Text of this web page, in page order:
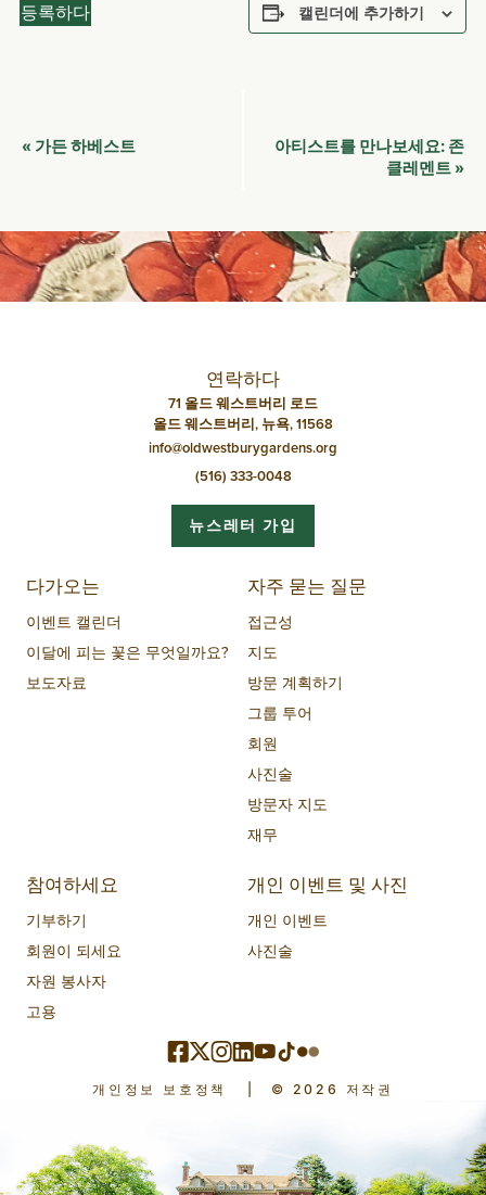
등록하다 캘린더에 추가하기
이
네
비
게
« 가든 하베스트
아티스트를 만나보세요: 존
클레멘트 »
연락하다
71 올드 웨스트버리 로드
올드 웨스트버리, 뉴욕, 11568
info@oldwestburygardens.org
(516) 333-0048
뉴스레터 가입
다가오는
이벤트 캘린더
이달에 피는 꽃은 무엇일까요?
보도자료
자주 묻는 질문
접근성
지도
방문 계획하기
그룹 투어
회원
사진술
방문자 지도
재무
참여하세요
기부하기
회원이 되세요
자원 봉사자
고용
개인 이벤트 및 사진
개인 이벤트
사진술
개인정보 보호정책 © 2026 저작권